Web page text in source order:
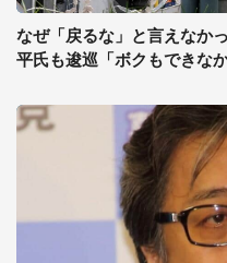
なぜ「戻るな」と言えなか
平氏も逡巡「ボクもできな